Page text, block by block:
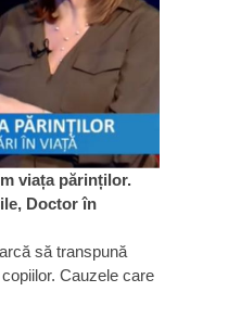
viața părinților.
Doctor în
să transpună
Cauzele care